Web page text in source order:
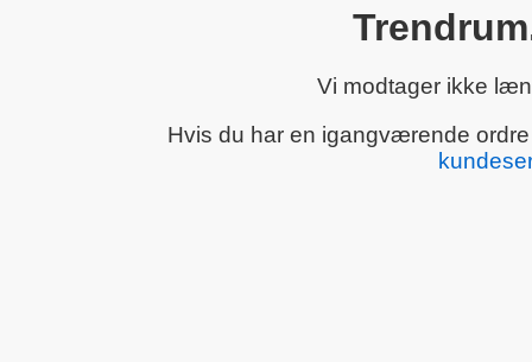
Vi modtager ikke
Hvis du har en igangværende